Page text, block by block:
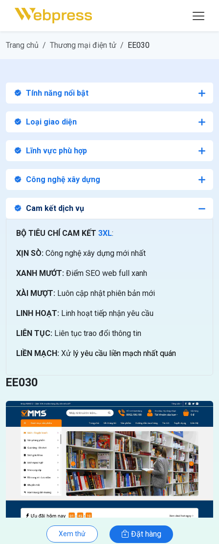
Trang chủ Thương mại điện tử EE030
Tính năng nổi bật
Loại giao diện
Lĩnh vực phù hợp
Công nghệ xây dựng
Cam kết dịch vụ
BỘ TIÊU CHÍ CAM KẾT 3XL:
XỊN SÒ: Công nghệ xây dựng mới nhất
XANH MƯỚT: Điểm SEO web full xanh
XÀI MƯỢT: Luôn cập nhật phiên bản mới
LINH HOẠT: Linh hoạt tiếp nhận yêu cầu
LIÊN TỤC: Liên tục trao đổi thông tin
LIỀN MẠCH: Xử lý yêu cầu liền mạch nhất quán
EE030
Xem thử Đặt hàng